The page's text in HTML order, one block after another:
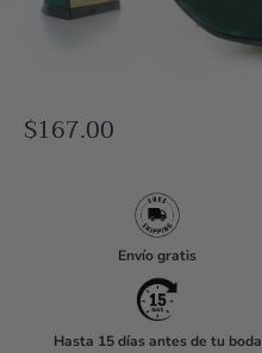
R
$167.00
Envío gratis
Hasta 15 días antes de tu boda